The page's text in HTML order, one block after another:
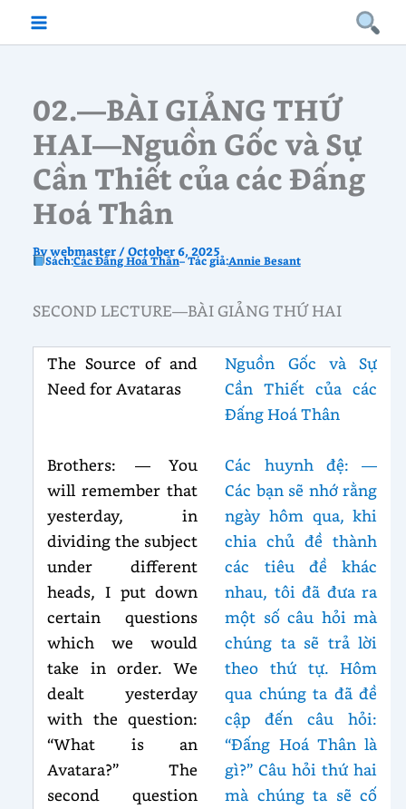
02.—BÀI GIẢNG THỨ
HAI—Nguồn Gốc và Sự
Cần Thiết của các Đấng
Hoá Thân
Bywebmaster /October 6, 2025
Sách:Các Đấng Hoá Thân– Tác giả:Annie Besant
SECOND LECTURE—BÀI GIẢNG THỨ HAI
The Source of and
Need for Avataras
Nguồn Gốc và Sự
Cần Thiết của các
Đấng Hoá Thân
Brothers: — You
will remember that
yesterday, in
dividing the subject
under different
heads, I put down
certain questions
which we would
take in order. We
dealt yesterday
with the question:
“What is an
Avatara?” The
second question
Các huynh đệ: —
Các bạn sẽ nhớ rằng
ngày hôm qua, khi
chia chủ đề thành
các tiêu đề khác
nhau, tôi đã đưa ra
một số câu hỏi mà
chúng ta sẽ trả lời
theo thứ tự. Hôm
qua chúng ta đã đề
cập đến câu hỏi:
“Đấng Hoá Thân là
gì?” Câu hỏi thứ hai
mà chúng ta sẽ cố